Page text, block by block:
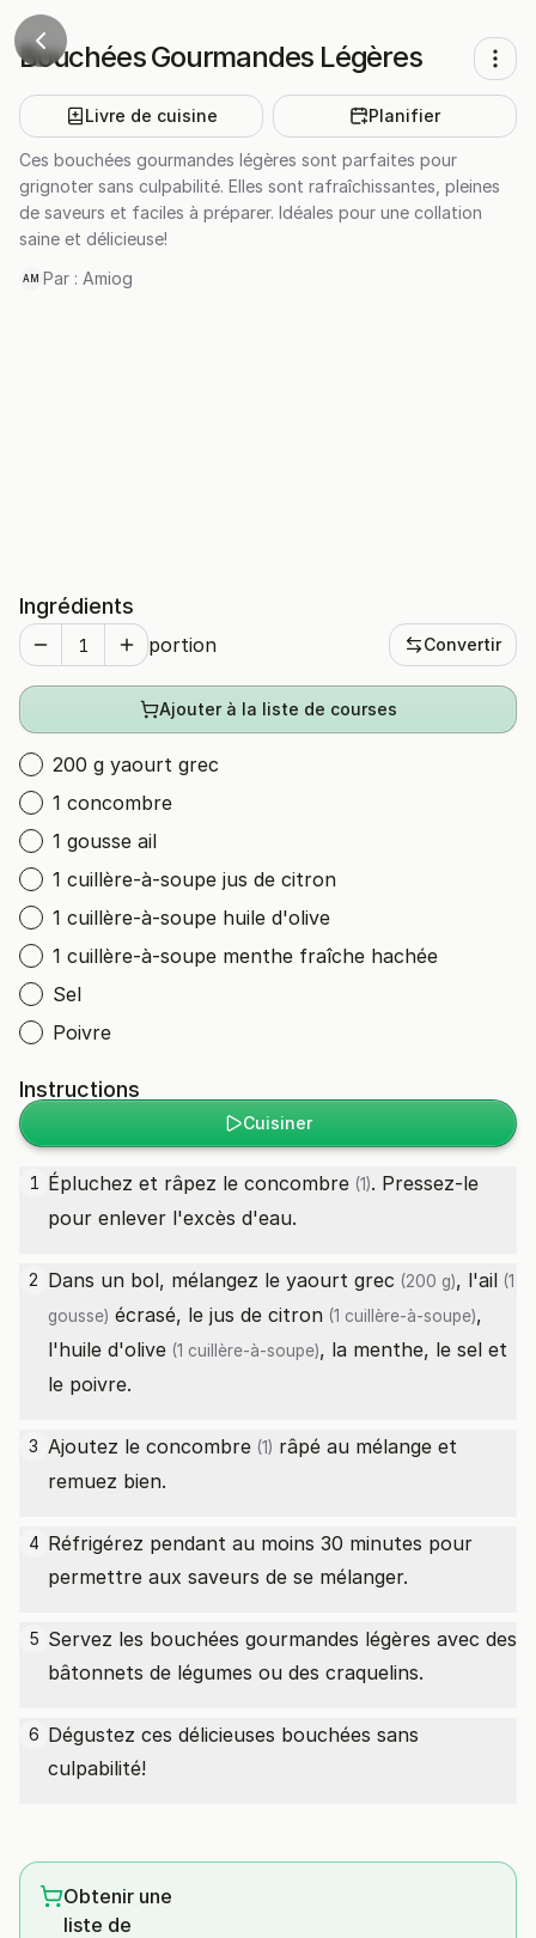
Bouchées Gourmandes Légères
Livre de cuisine Planifier
Ces bouchées gourmandes légères sont parfaites pour
grignoter sans culpabilité. Elles sont rafraîchissantes, pleines
de saveurs et faciles à préparer. Idéales pour une collation
saine et délicieuse!
AM Par : Amiog
Ingrédients
portion Convertir
Ajouter à la liste de courses
200 g yaourt grec
1 concombre
1 gousse ail
1 cuillère-à-soupe jus de citron
1 cuillère-à-soupe huile d'olive
1 cuillère-à-soupe menthe fraîche hachée
Sel
Poivre
Instructions
Cuisiner
1 Épluchez et râpez le concombre (1). Pressez-le
pour enlever l'excès d'eau.
2 Dans un bol, mélangez le yaourt grec (200 g), l'ail (1
gousse) écrasé, le jus de citron (1 cuillère-à-soupe),
l'huile d'olive (1 cuillère-à-soupe), la menthe, le sel et
le poivre.
3 Ajoutez le concombre (1) râpé au mélange et
remuez bien.
4 Réfrigérez pendant au moins 30 minutes pour
permettre aux saveurs de se mélanger.
5 Servez les bouchées gourmandes légères avec des
bâtonnets de légumes ou des craquelins.
6 Dégustez ces délicieuses bouchées sans
culpabilité!
Obtenir une
liste de